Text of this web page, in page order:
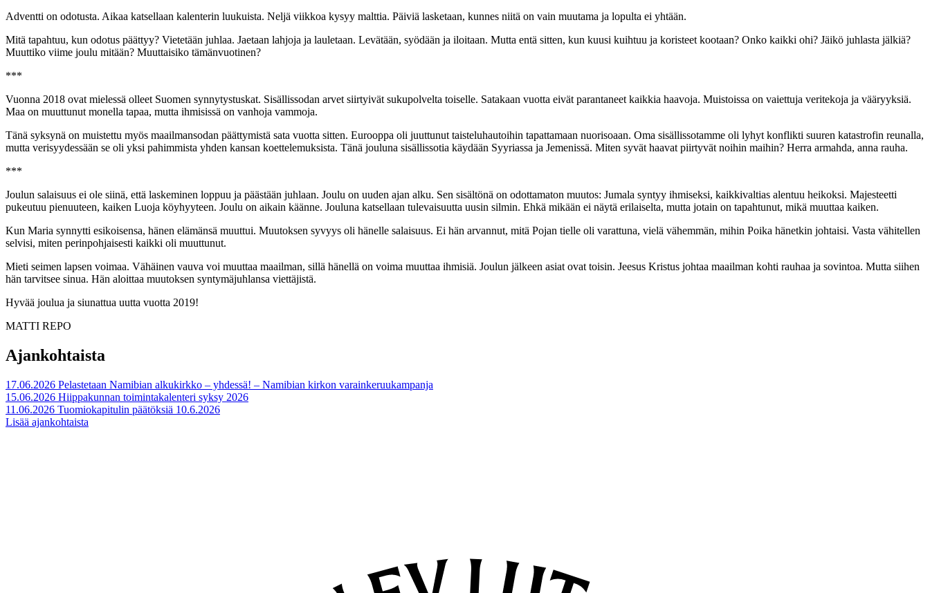
Adventti on odotusta. Aikaa katsellaan kalenterin luukuista. Neljä viikkoa kysyy malttia. Päiviä lasketaan, kunnes niitä on vain muutama ja lopulta ei yhtään.
Mitä tapahtuu, kun odotus päättyy? Vietetään juhlaa. Jaetaan lahjoja ja lauletaan. Levätään, syödään ja iloitaan. Mutta entä sitten, kun kuusi kuihtuu ja koristeet kootaan? Onko kaikki ohi? Jäikö juhlasta jälkiä?
Muuttiko viime joulu mitään? Muuttaisiko tämänvuotinen?
***
Vuonna 2018 ovat mielessä olleet Suomen synnytystuskat. Sisällissodan arvet siirtyivät sukupolvelta toiselle. Satakaan vuotta eivät parantaneet kaikkia haavoja. Muistoissa on vaiettuja veritekoja ja vääryyksiä.
Maa on muuttunut monella tapaa, mutta ihmisissä on vanhoja vammoja.
Tänä syksynä on muistettu myös maailmansodan päättymistä sata vuotta sitten. Eurooppa oli juuttunut taisteluhautoihin tapattamaan nuorisoaan. Oma sisällissotamme oli lyhyt konflikti suuren katastrofin reunalla,
mutta verisyydessään se oli yksi pahimmista yhden kansan koettelemuksista. Tänä jouluna sisällissotia käydään Syyriassa ja Jemenissä. Miten syvät haavat piirtyvät noihin maihin? Herra armahda, anna rauha.
***
Joulun salaisuus ei ole siinä, että laskeminen loppuu ja päästään juhlaan. Joulu on uuden ajan alku. Sen sisältönä on odottamaton muutos: Jumala syntyy ihmiseksi, kaikkivaltias alentuu heikoksi. Majesteetti
pukeutuu pienuuteen, kaiken Luoja köyhyyteen. Joulu on aikain käänne. Jouluna katsellaan tulevaisuutta uusin silmin. Ehkä mikään ei näytä erilaiselta, mutta jotain on tapahtunut, mikä muuttaa kaiken.
Kun Maria synnytti esikoisensa, hänen elämänsä muuttui. Muutoksen syvyys oli hänelle salaisuus. Ei hän arvannut, mitä Pojan tielle oli varattuna, vielä vähemmän, mihin Poika hänetkin johtaisi. Vasta vähitellen
selvisi, miten perinpohjaisesti kaikki oli muuttunut.
Mieti seimen lapsen voimaa. Vähäinen vauva voi muuttaa maailman, sillä hänellä on voima muuttaa ihmisiä. Joulun jälkeen asiat ovat toisin. Jeesus Kristus johtaa maailman kohti rauhaa ja sovintoa. Mutta siihen
hän tarvitsee sinua. Hän aloittaa muutoksen syntymäjuhlansa viettäjistä.
Hyvää joulua ja siunattua uutta vuotta 2019!
MATTI REPO
Ajankohtaista
17.06.2026 Pelastetaan Namibian alkukirkko – yhdessä! – Namibian kirkon varainkeruukampanja
15.06.2026 Hiippakunnan toimintakalenteri syksy 2026
11.06.2026 Tuomiokapitulin päätöksiä 10.6.2026
Lisää ajankohtaista